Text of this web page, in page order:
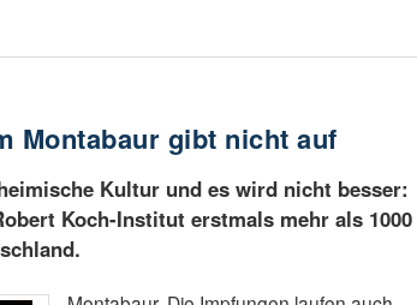
Montabaur gibt nicht auf
Kultur und es wird nicht besser:
Koch-Institut erstmals mehr als 1000